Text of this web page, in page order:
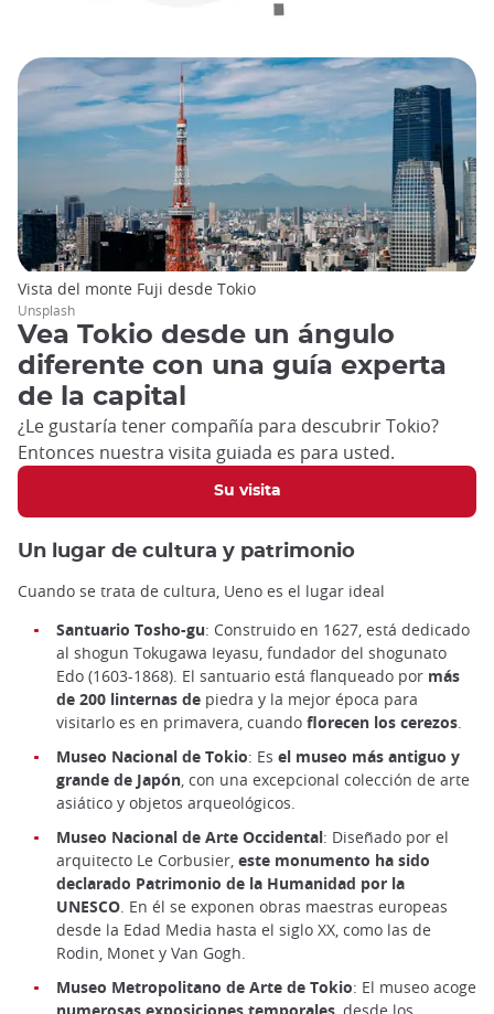
Vea Tokio desde un ángulo
diferente con una guía experta
de la capital
¿Le gustaría tener compañía para descubrir Tokio?
Entonces nuestra visita guiada es para usted.
Su visita
Vista del monte Fuji desde Tokio
Unsplash
Un lugar de cultura y patrimonio
Cuando se trata de cultura, Ueno es el lugar ideal
Santuario Tosho-gu: Construido en 1627, está dedicado
al shogun Tokugawa Ieyasu, fundador del shogunato
Edo (1603-1868). El santuario está flanqueado por más
de 200 linternas de piedra y la mejor época para
visitarlo es en primavera, cuando florecen los cerezos.
Museo Nacional de Tokio: Es el museo más antiguo y
grande de Japón, con una excepcional colección de arte
asiático y objetos arqueológicos.
Museo Nacional de Arte Occidental: Diseñado por el
arquitecto Le Corbusier, este monumento ha sido
declarado Patrimonio de la Humanidad por la
UNESCO. En él se exponen obras maestras europeas
desde la Edad Media hasta el siglo XX, como las de
Rodin, Monet y Van Gogh.
Museo Metropolitano de Arte de Tokio: El museo acoge